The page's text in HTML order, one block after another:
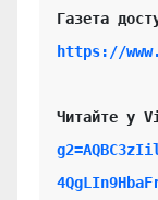
https://
Читайте у